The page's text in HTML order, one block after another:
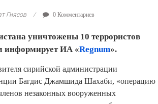
Гиясов 0 Комментариев
уничтожены 10 террористов
информирует ИА «Regnum».
сирийской администрации
Багдис Джамшида Шахаби, «операцию
незаконных вооруженных